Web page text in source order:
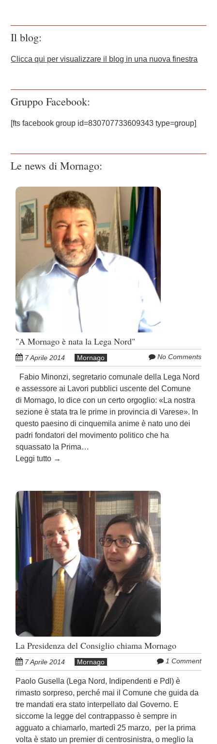
Il blog:
Clicca qui per visualizzare il blog in una nuova finestra
Gruppo Facebook:
[fts facebook group id=830707733609343 type=group]
Le news di Mornago:
"A Mornago è nata la Lega Nord"
7 Aprile 2014 Mornago No Comments
Fabio Minonzi, segretario comunale della Lega Nord
e assessore ai Lavori pubblici uscente del Comune
di Mornago, lo dice con un certo orgoglio: «La nostra
sezione è stata tra le prime in provincia di Varese». In
questo paesino di cinquemila anime è nato uno dei
padri fondatori del movimento politico che ha
squassato la Prima…
Leggi tutto →
La Presidenza del Consiglio chiama Mornago
7 Aprile 2014 Mornago 1 Comment
Paolo Gusella (Lega Nord, Indipendenti e Pdl) è
rimasto sorpreso, perché mai il Comune che guida da
tre mandati era stato interpellato dal Governo. E
siccome la legge del contrappasso è sempre in
agguato a chiamarlo, martedì 25 marzo, per la prima
volta è stato un premier di centrosinistra, o meglio la